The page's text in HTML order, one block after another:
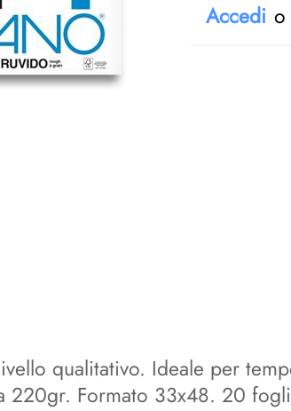
Accedi o
qualitativo. Ideale per
220gr. Formato 33x48. 20